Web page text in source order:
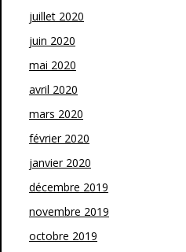
juillet 2020
juin 2020
mai 2020
avril 2020
mars 2020
février 2020
janvier 2020
décembre 2019
novembre 2019
octobre 2019